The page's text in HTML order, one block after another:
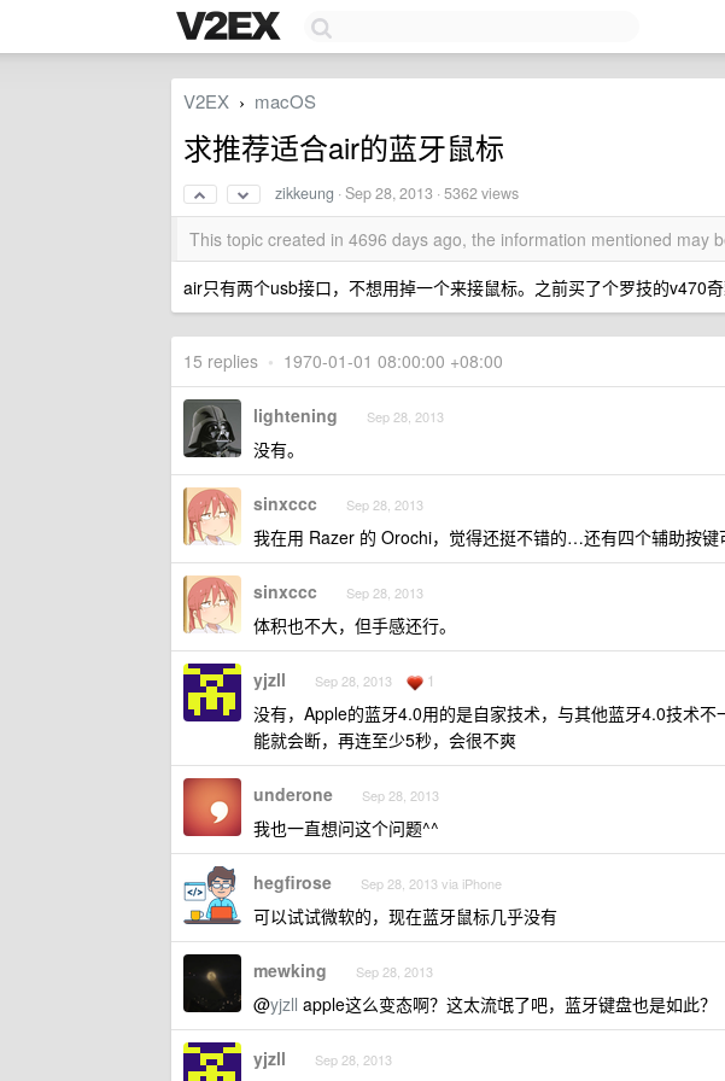
V2EX › macOS
求推荐适合air的蓝牙鼠标
zikkeung ·Sep 28, 2013 · 5362 views
This topic created in 4696 days ago, the information mentioned may
air只有两个usb接口，不想用掉一个来接鼠标。之前买了个罗技的v470
15 replies • 1970-01-01 08:00:00 +08:00
lightening Sep 28, 2013
没有。
sinxccc Sep 28, 2013
我在用 Razer 的 Orochi，觉得还挺不错的…还有四个辅助按键
sinxccc Sep 28, 2013
体积也不大，但手感还行。
yjzll Sep 28, 2013 1
没有，Apple的蓝牙4.0用的是自家技术，与其他蓝牙4.0技术
能就会断，再连至少5秒，会很不爽
underone Sep 28, 2013
我也一直想问这个问题^^
hegfirose Sep 28, 2013 via iPhone
可以试试微软的，现在蓝牙鼠标几乎没有
mewking Sep 28, 2013
@yjzll apple这么变态啊？这太流氓了吧，蓝牙键盘也是如此？
yjzll Sep 28, 2013